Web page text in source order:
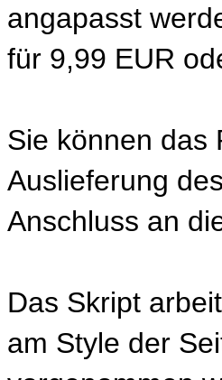
angapasst
für 9,99 EUR
Sie können das
Auslieferung
Anschluss an
Das Skript
am Style der